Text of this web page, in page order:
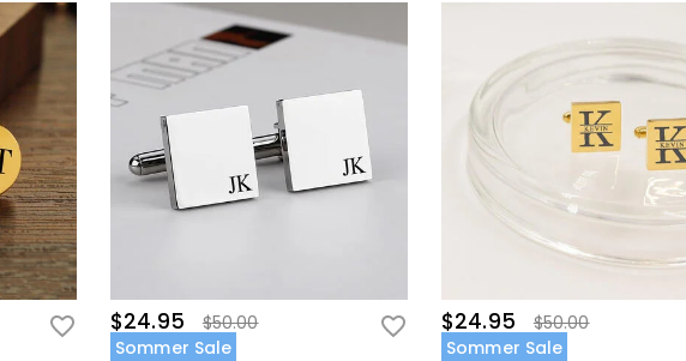
$24.95
$50.00
Sommer Sale
$24.95
$50.00
Sommer Sale